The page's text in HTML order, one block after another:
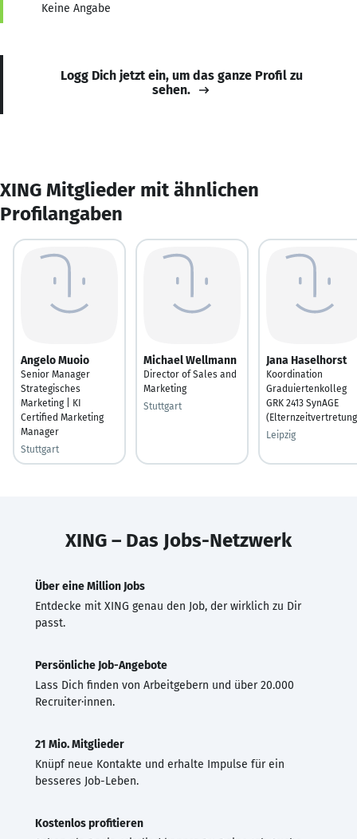
Keine Angabe
Logg Dich jetzt ein, um das ganze Profil zu
sehen.
XING Mitglieder mit ähnlichen
Profilangaben
Angelo Muoio
Senior Manager
Strategisches
Marketing | KI
Certified Marketing
Manager
Stuttgart
Michael Wellmann
Director of Sales and
Marketing
Stuttgart
Jana Haselhorst
Koordination
Graduiertenkolleg
GRK 2413 SynAGE
Leipzig
XING – Das Jobs-Netzwerk
Über eine Million Jobs
Entdecke mit XING genau den Job, der wirklich zu Dir
passt.
Persönliche Job-Angebote
Lass Dich finden von Arbeitgebern und über 20.000
Recruiter·innen.
21 Mio. Mitglieder
Knüpf neue Kontakte und erhalte Impulse für ein
besseres Job-Leben.
Kostenlos profitieren